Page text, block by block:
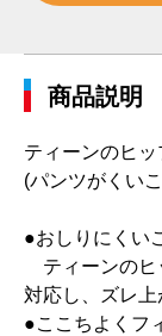
商品説明
ティーンのヒ
(パンツがくい
●おしりにくい
ティーンのヒ
対応し、ズレ
●ここちよくフ